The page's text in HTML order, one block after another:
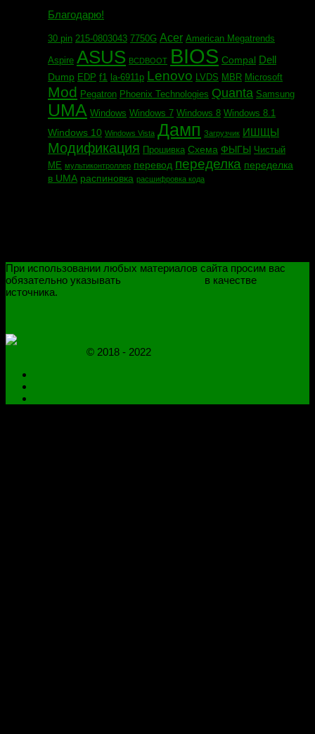
Благодарю!
30 pin 215-0803043 7750G Acer American Megatrends
Aspire ASUS BCDBOOT BIOS Compal Dell
Dump EDP f1 la-6911p Lenovo LVDS MBR Microsoft
Mod Pegatron Phoenix Technologies Quanta Samsung
UMA Windows Windows 7 Windows 8 Windows 8.1
Windows 10 Windows Vista Дамп Загрузчик ИШЩЫ
Модификация Прошивка Схема ФЫГЫ Чистый
МЕ мультиконтроллер перевод переделка переделка
в UMA распиновка расшифровка кода
При использовании любых материалов сайта просим вас
обязательно указывать
в качестве
источника.
© 2018 - 2022